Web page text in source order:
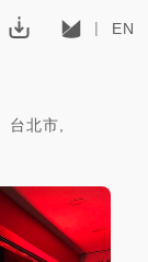
EN
台北市